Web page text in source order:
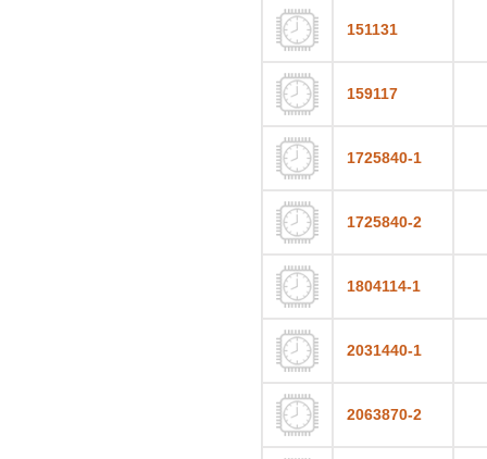
151131
159117
1725840-1
1725840-2
1804114-1
2031440-1
2063870-2